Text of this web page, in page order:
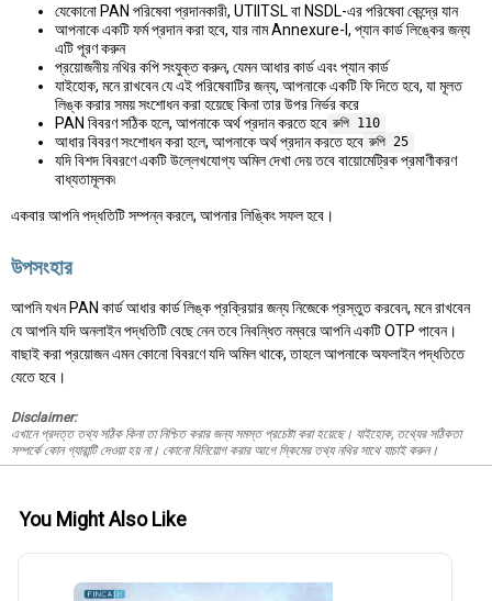
যেকোনো PAN পরিষেবা প্রদানকারী, UTIITSL বা NSDL-এর পরিষেবা কেন্দ্রে যান
আপনাকে একটি ফর্ম প্রদান করা হবে, যার নাম Annexure-I, প্যান কার্ড লিঙ্কের জন্য
এটি পূরণ করুন
প্রয়োজনীয় নথির কপি সংযুক্ত করুন, যেমন আধার কার্ড এবং প্যান কার্ড
যাইহোক, মনে রাখবেন যে এই পরিষেবাটির জন্য, আপনাকে একটি ফি দিতে হবে, যা মূলত
লিঙ্ক করার সময় সংশোধন করা হয়েছে কিনা তার উপর নির্ভর করে
PAN বিবরণ সঠিক হলে, আপনাকে অর্থ প্রদান করতে হবে রুপি 110
আধার বিবরণ সংশোধন করা হলে, আপনাকে অর্থ প্রদান করতে হবে রুপি 25
যদি বিশদ বিবরণে একটি উল্লেখযোগ্য অমিল দেখা দেয় তবে বায়োমেট্রিক প্রমাণীকরণ
বাধ্যতামূলক৷
একবার আপনি পদ্ধতিটি সম্পন্ন করলে, আপনার লিঙ্কিং সফল হবে।
উপসংহার
আপনি যখন PAN কার্ড আধার কার্ড লিঙ্ক প্রক্রিয়ার জন্য নিজেকে প্রস্তুত করবেন, মনে রাখবেন
যে আপনি যদি অনলাইন পদ্ধতিটি বেছে নেন তবে নিবন্ধিত নম্বরে আপনি একটি OTP পাবেন।
বাছাই করা প্রয়োজন এমন কোনো বিবরণে যদি অমিল থাকে, তাহলে আপনাকে অফলাইন পদ্ধতিতে
যেতে হবে।
Disclaimer:
এখানে প্রদত্ত তথ্য সঠিক কিনা তা নিশ্চিত করার জন্য সমস্ত প্রচেষ্টা করা হয়েছে। যাইহোক, তথ্যের সঠিকতা
সম্পর্কে কোন গ্যারান্টি দেওয়া হয় না। কোনো বিনিয়োগ করার আগে স্কিমের তথ্য নথির সাথে যাচাই করুন।
You Might Also Like